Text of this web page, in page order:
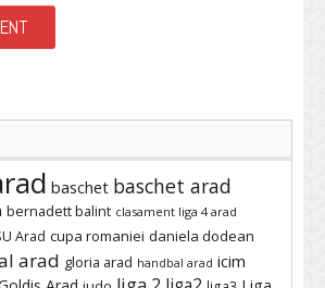
baschet baschet arad
bernadett balint clasament liga 4 arad
Arad cupa romaniei daniela dodean
arad gloria arad handbal arad icim